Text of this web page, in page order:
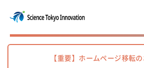
【重要】ホームページ移転